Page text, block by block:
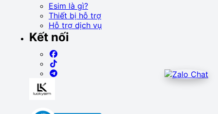
Esim là gì?
Thiết bị hỗ trợ
Hỗ trợ dịch vụ
Kết nối